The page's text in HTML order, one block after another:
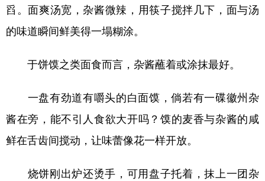
舀。面爽汤宽，杂酱微辣，用筷子搅拌几下，面与汤
的味道瞬间鲜美得一塌糊涂。
于饼馍之类面食而言，杂酱蘸着或涂抹最好。
一盘有劲道有嚼头的白面馍，倘若有一碟徽州杂
酱在旁，能不引人食欲大开吗？馍的麦香与杂酱的咸
鲜在舌齿间搅动，让味蕾像花一样开放。
烧饼刚出炉还烫手，可用盘子托着，抹上一团杂